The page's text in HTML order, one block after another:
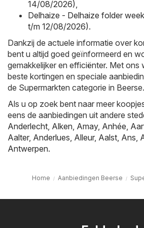
14/08/2026),
Delhaize - Delhaize folder
t/m 12/08/2026).
Dankzij de actuele informatie over
bent u altijd goed geïnformeerd en
gemakkelijker en efficiënter. Met ons
beste kortingen en speciale
de Supermarkten categorie in Beerse.
Als u op zoek bent naar meer
eens de aanbiedingen uit andere
Anderlecht, Alken, Amay, Anhée,
Aalter, Anderlues, Alleur, Aalst, Ans,
Antwerpen.
Home Aanbiedingen Beerse